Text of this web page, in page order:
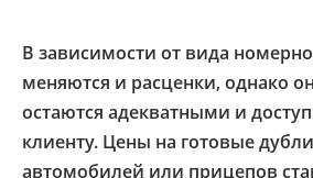
В зависимости от вида
меняются и расценки, однако
остаются адекватными и
клиенту. Цены на готовые
автомобилей или прицепов